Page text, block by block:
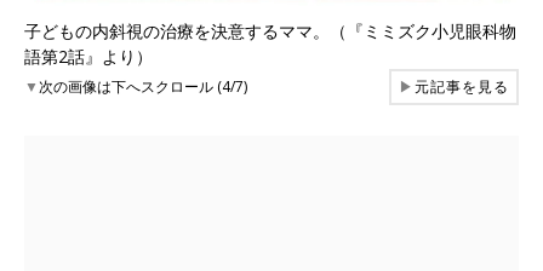
子どもの内斜視の治療を決意するママ。（『ミミズク小児眼科物
語第2話』より）
▼次の画像は下へスクロール (4/7) ▶元記事を見る